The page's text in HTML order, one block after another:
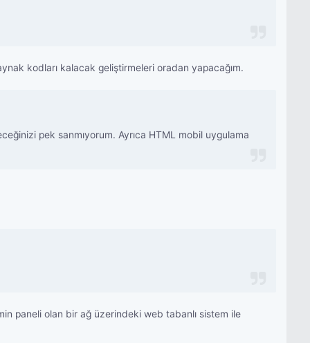
kodları kalacak geliştirmeleri oradan yapacağım.
pek sanmıyorum. Ayrıca HTML mobil uygulama
paneli olan bir ağ üzerindeki web tabanlı sistem ile